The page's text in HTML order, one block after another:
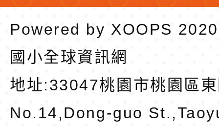
Powered by XOOPS
國小全球資訊網
地址:33047桃園市桃園區
No.14,Dong-guo